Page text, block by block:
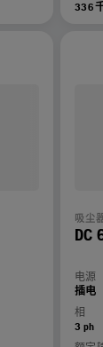
336
吸尘
DC
电源
插电
相
3 ph